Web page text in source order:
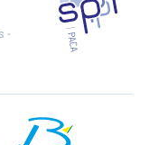
-
Berre l'Etang